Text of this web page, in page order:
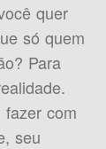
quer
só quem
Para
com
seu